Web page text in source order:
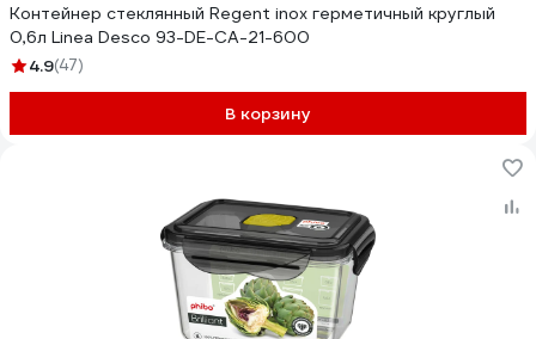
Контейнер стеклянный Regent inox герметичный круглый
0,6л Linea Desco 93-DE-CA-21-600
4.9(47)
В корзину